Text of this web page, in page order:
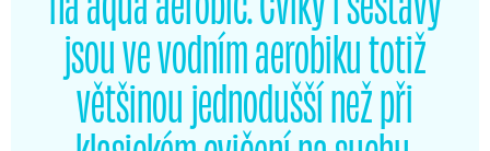
jsou ve vodním aerobiku totiž
většinou jednodušší než při